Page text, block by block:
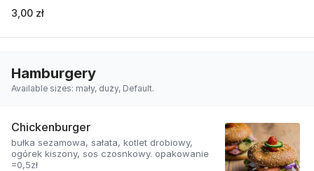
3,00 zł
Hamburgery
Available sizes: mały, duży, Default.
Chickenburger
bułka sezamowa, sałata, kotlet drobiowy,
ogórek kiszony, sos czosnkowy. opakowanie
=0,5zł